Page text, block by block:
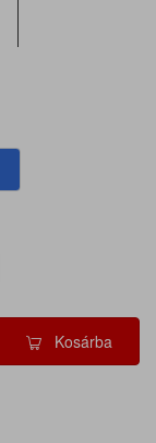
Kosárba